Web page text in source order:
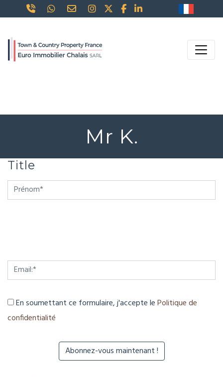
Mr K.
Title
En soumettant ce formulaire, j'accepte lePolitique de
confidentialité